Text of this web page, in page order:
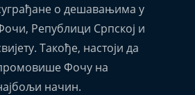
о дешавањима у
Републици Српској и
Такође, настоји да
Фочу на
начин.